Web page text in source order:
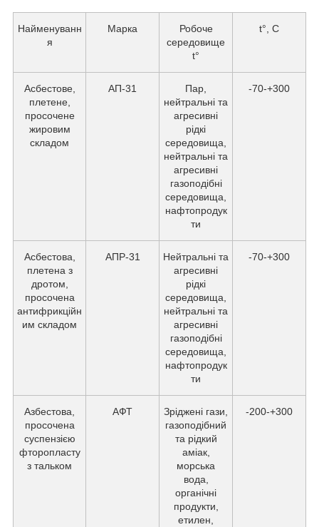
Найменуванн
я
Марка
Робоче
середовище
t°
t°, С
Асбестове,
плетене,
просочене
жировим
складом
АП-31
Пар,
нейтральні та
агресивні
рідкі
середовища,
нейтральні та
агресивні
газоподібні
середовища,
нафтопродук
ти
-70-+300
Асбестова,
плетена з
дротом,
просочена
антифрикційн
им складом
АПР-31
Нейтральні та
агресивні
рідкі
середовища,
нейтральні та
агресивні
газоподібні
середовища,
нафтопродук
ти
-70-+300
Азбестова,
просочена
суспензією
фторопласту
з тальком
АФТ
Зріджені гази,
газоподібний
та рідкий
аміак,
морська
вода,
органічні
продукти,
етилен,
-200-+300